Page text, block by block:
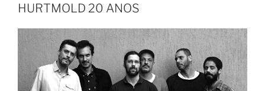
HURTMOLD 20 ANOS